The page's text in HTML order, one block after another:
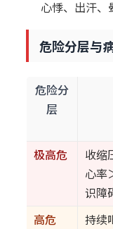
心悸、出汗、
危险分层与
危险分
层
极高危
收缩
心率
识障
高危
持续